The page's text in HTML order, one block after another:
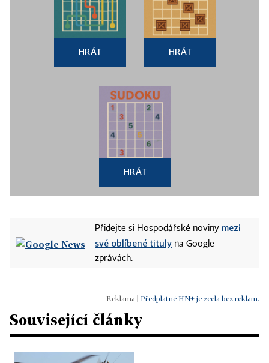
HRÁT HRÁT
HRÁT
Přidejte si Hospodářské noviny mezi
své oblíbené tituly na Google
zprávách.
Předplatné HN+ je zcela bez reklam.
Související články